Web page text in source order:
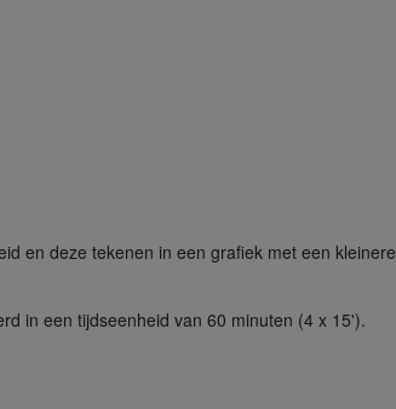
en deze tekenen in een grafiek met een kleinere
in een tijdseenheid van 60 minuten (4 x 15').